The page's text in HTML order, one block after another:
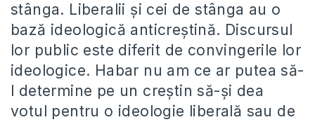
stânga. Liberalii şi cei de stânga au o
bază ideologică anticreştină. Discursul
lor public este diferit de convingerile lor
ideologice. Habar nu am ce ar putea să-
l determine pe un creştin să-şi dea
votul pentru o ideologie liberală sau de